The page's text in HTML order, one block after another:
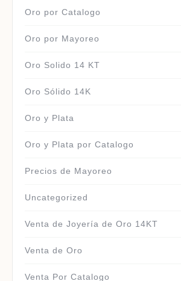
Oro por Catalogo
Oro por Mayoreo
Oro Solido 14 KT
Oro Sólido 14K
Oro y Plata
Oro y Plata por Catalogo
Precios de Mayoreo
Uncategorized
Venta de Joyería de Oro 14KT
Venta de Oro
Venta Por Catalogo